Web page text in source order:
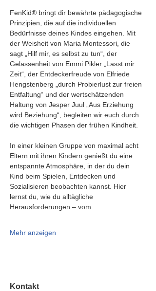
FenKid® bringt dir bewährte pädagogische
Prinzipien, die auf die individuellen
Bedürfnisse deines Kindes eingehen. Mit
der Weisheit von Maria Montessori, die
sagt „Hilf mir, es selbst zu tun“, der
Gelassenheit von Emmi Pikler „Lasst mir
Zeit“, der Entdeckerfreude von Elfriede
Hengstenberg „durch Probierlust zur freien
Entfaltung“ und der wertschätzenden
Haltung von Jesper Juul „Aus Erziehung
wird Beziehung“, begleiten wir euch durch
die wichtigen Phasen der frühen Kindheit.
In einer kleinen Gruppe von maximal acht
Eltern mit ihren Kindern genießt du eine
entspannte Atmosphäre, in der du dein
Kind beim Spielen, Entdecken und
Sozialisieren beobachten kannst. Hier
lernst du, wie du alltägliche
Herausforderungen – vom…
Mehr anzeigen
Kontakt